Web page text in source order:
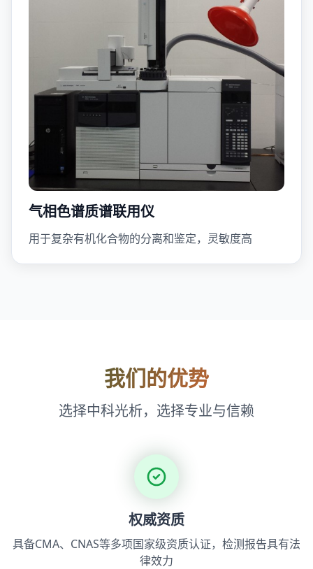
气相色谱质谱联用仪
用于复杂有机化合物的分离和鉴定，灵敏度高
我们的优势
选择中科光析，选择专业与信赖
权威资质
具备CMA、CNAS等多项国家级资质认证，检测报告具有法
律效力